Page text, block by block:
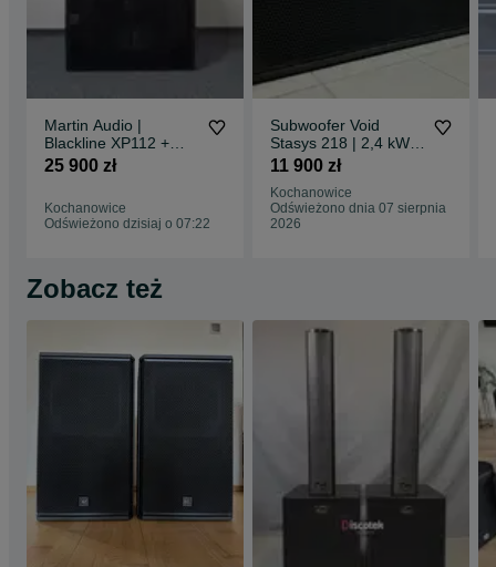
Martin Audio |
Blackline XP112 +
XP118 | Aktywny |
25 900 zł
Kochanowice
Odświeżono dzisiaj o 07:22
Subwoofer Void
Stasys 218 | 2,4 kW |
2x18" |
11 900 zł
Kochanowice
Odświeżono dnia 07 sierpnia
2026
Zobacz też